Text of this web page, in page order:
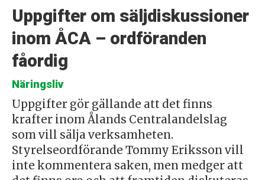
Uppgifter om säljdiskussioner
inom ÅCA – ordföranden
fåordig
Näringsliv
Uppgifter gör gällande att det finns
krafter inom Ålands Centralandelslag
som vill sälja verksamheten.
Styrelseordförande Tommy Eriksson vill
inte kommentera saken, men medger att